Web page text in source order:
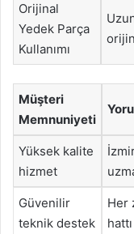
Orijinal
Yedek Parça
Kullanımı
Müşteri
Memnuniyeti
Yüksek kalite
hizmet
Güvenilir
teknik destek
Her